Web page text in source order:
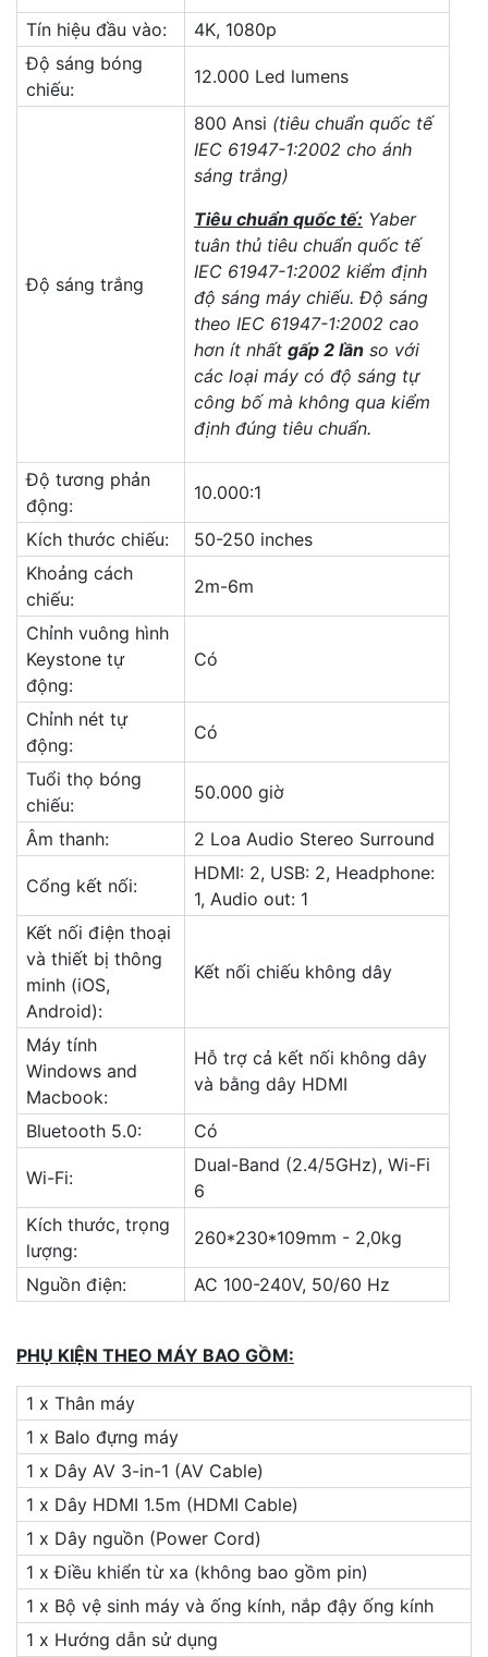
Tín hiệu đầu vào:
4K, 1080p
Độ sáng bóng
chiếu:
12.000 Led lumens
Độ sáng trắng
800 Ansi (tiêu chuẩn quốc tế
IEC 61947-1:2002 cho ánh
sáng trắng)
Tiêu chuẩn quốc tế: Yaber
tuân thủ tiêu chuẩn quốc tế
IEC 61947-1:2002 kiểm định
độ sáng máy chiếu. Độ sáng
theo IEC 61947-1:2002 cao
hơn ít nhất gấp 2 lần so với
các loại máy có độ sáng tự
công bố mà không qua kiểm
định đúng tiêu chuẩn.
Độ tương phản
động:
10.000:1
Kích thước chiếu:
50-250 inches
Khoảng cách
chiếu:
2m-6m
Chỉnh vuông hình
Keystone tự
động:
Có
Chỉnh nét tự
động:
Có
Tuổi thọ bóng
chiếu:
50.000 giờ
Âm thanh: 2 Loa Audio Stereo Surround
Cổng kết nối:
HDMI: 2, USB: 2, Headphone:
1, Audio out: 1
Kết nối điện thoại
và thiết bị thông
minh (iOS,
Android):
Kết nối chiếu không dây
Máy tính
Windows and
Macbook:
Hỗ trợ cả kết nối không dây
và bằng dây HDMI
Bluetooth 5.0: Có
Wi-Fi:
Dual-Band (2.4/5GHz), Wi-Fi
6
Kích thước, trọng
lượng:
260*230*109mm - 2,0kg
Nguồn điện: AC 100-240V, 50/60 Hz
PHỤ KIỆN THEO MÁY BAO GỒM:
1 x Thân máy
1 x Balo đựng máy
1 x Dây AV 3-in-1 (AV Cable)
1 x Dây HDMI 1.5m (HDMI Cable)
1 x Dây nguồn (Power Cord)
1 x Điều khiển từ xa (không bao gồm pin)
1 x Bộ vệ sinh máy và ống kính, nắp đậy ống kính
1 x Hướng dẫn sử dụng